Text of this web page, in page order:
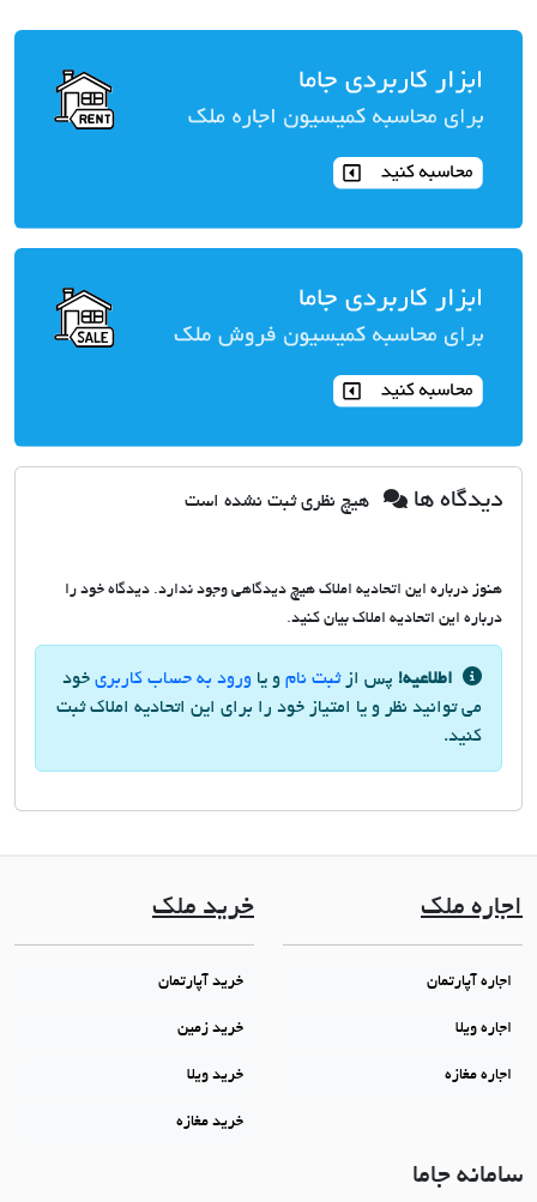
دیدگاه ها هیچ نظری ثبت نشده است
هنوز درباره این اتحادیه املاک هیچ دیدگاهی وجود ندارد. دیدگاه خود را
درباره این اتحادیه املاک بیان کنید.
اطلاعیه! پس ازثبت نام و یا ورود به حساب کاربری خود
می توانید نظر و یا امتیاز خود را برای این اتحادیه املاک ثبت
کنید.
اجاره ملک
اجاره آپارتمان
اجاره ویلا
اجاره مغازه
خرید ملک
خرید آپارتمان
خرید زمین
خرید ویلا
خرید مغازه
سامانه جاما